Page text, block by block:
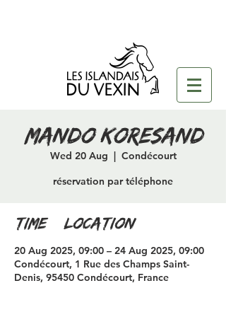
mando/koresand
Wed 20 Aug
  |
Condécourt
réservation par téléphone
Time & Location
20 Aug 2025, 09:00 – 24 Aug 2025, 09:00
Condécourt, 1 Rue des Champs Saint-
Denis, 95450 Condécourt, France